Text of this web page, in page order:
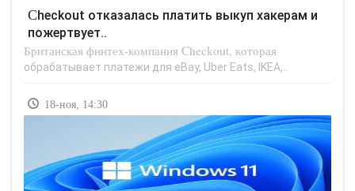
Checkout отказалась платить выкуп хакерам и
пожертвует..
Британская финтех-компания Checkout, которая
обрабатывает платежи для eBay, Uber Eats, IKEA,..
18-ноя, 14:30